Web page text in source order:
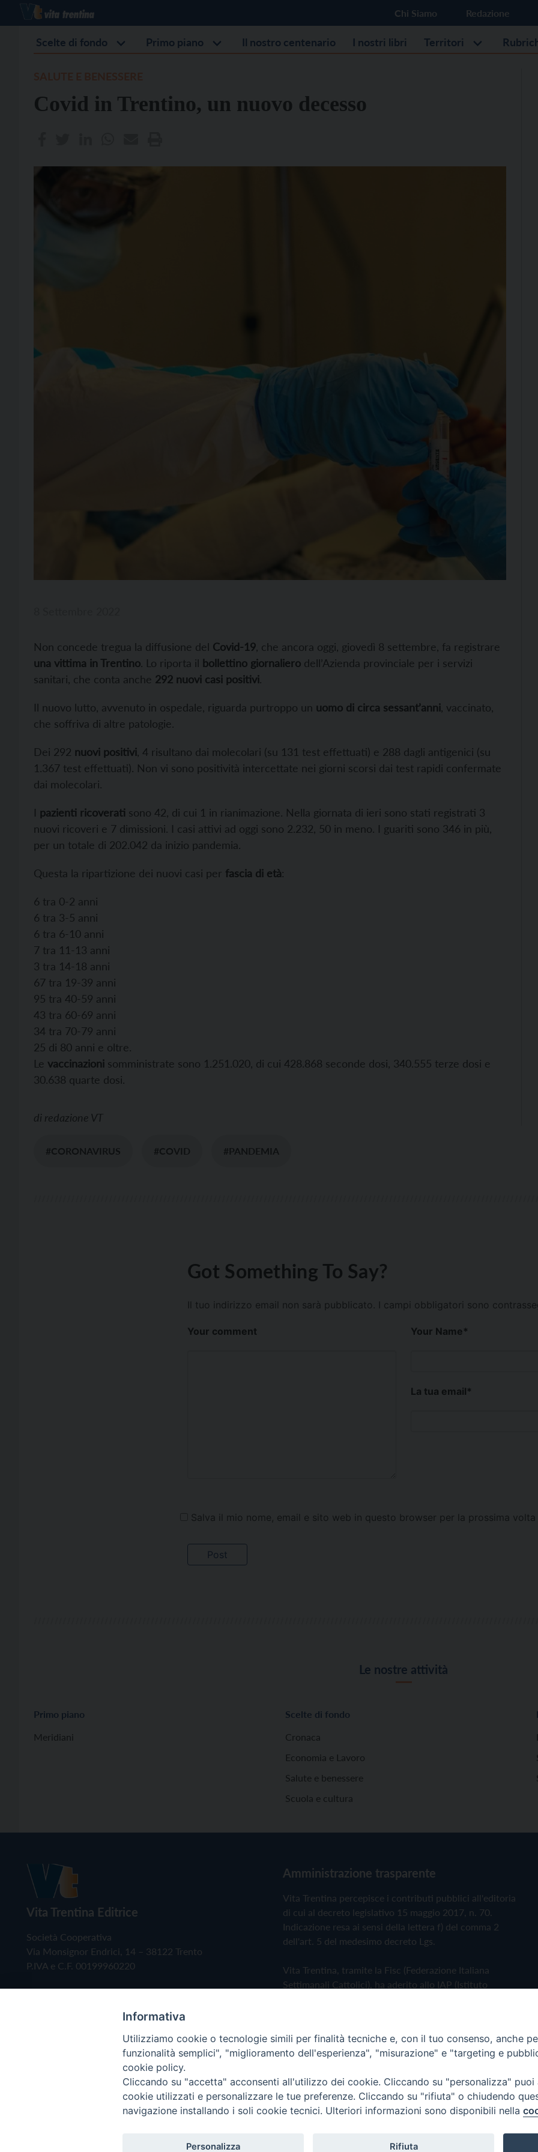
Chi Siamo Redazione
Scelte di fondo Primo piano Il nostro centenario I nostri libri Territori
Covid in Trentino, un nuovo decesso
Non concede tregua la diffusione del Covid-19 , che ancora oggi, giovedì 8 settembre, fa registrare
una vittima in Trentino. Lo riporta il bollettino giornaliero dell’Azienda provinciale per i servizi
sanitari, che conta anche 292 nuovi casi positivi.
Il nuovo lutto, avvenuto in ospedale, riguarda purtroppo un uomo di circa sessant’anni , vaccinato,
che soffriva di altre patologie.
Dei 292 nuovi positivi , 4 risultano dai molecolari (su 131 test effettuati) e 288 dagli antigenici (su
1.367 test effettuati). Non vi sono positività intercettate nei giorni scorsi dai test rapidi confermate
dai molecolari.
I pazienti ricoverati sono 42, di cui 1 in rianimazione. Nella giornata di ieri sono stati registrati 3
nuovi ricoveri e 7 dimissioni. I casi attivi ad oggi sono 2.232, 50 in meno. I guariti sono 346 in più,
per un totale di 202.042 da inizio pandemia.
Questa la ripartizione dei nuovi casi per fascia di età:
6 tra 0-2 anni
6 tra 3-5 anni
6 tra 6-10 anni
7 tra 11-13 anni
3 tra 14-18 anni
67 tra 19-39 anni
95 tra 40-59 anni
43 tra 60-69 anni
34 tra 70-79 anni
25 di 80 anni e oltre.
Le vaccinazioni somministrate sono 1.251.020, di cui 428.868 seconde dosi, 340.555 terze dosi e
30.638 quarte dosi.
di redazione VT
#CORONAVIRUS #COVID #PANDEMIA
Got Something To Say?
Il tuo indirizzo email non sarà pubblicato. I campi obbligatori sono
Your comment Your Name*
La tua email*
Salva il mio nome, email e sito web in questo browser per la prossima volta
Le nostre attività
Primo piano
Meridiani
Scelte di fondo
Cronaca
Economia e Lavoro
Salute e benessere
Scuola e cultura
Vita Trentina Editrice
Società Cooperativa
Via Monsignor Endrici, 14 – 38122 Trento
P.IVA e C.F. 00199960220
Amministrazione trasparente
Vita Trentina percepisce i contributi pubblici all'editoria
di cui al decreto legislativo 15 maggio 2017, n. 70.
Indicazione resa ai sensi della lettera f) del comma 2
dell'art. 5 del medesimo decreto Lgs.
Vita Trentina, tramite la Fisc (Federazione Italiana
Settimanali Cattolici), ha aderito allo IAP (Istituto
Privacy Policy Cookie Policy
Copyright © 2019 - Tutti i diritti riservati - Vita Trentina Editrice
Informativa
Utilizziamo cookie o tecnologie simili per finalità tecniche e, con il tuo consenso, anche
funzionalità semplici", "miglioramento dell'esperienza", "misurazione" e "targeting e
cookie policy.
Cliccando su "accetta" acconsenti all'utilizzo dei cookie. Cliccando su "personalizza"
cookie utilizzati e personalizzare le tue preferenze. Cliccando su "rifiuta" o chiudendo
navigazione installando i soli cookie tecnici. Ulteriori informazioni sono disponibili nella
Personalizza Rifiuta